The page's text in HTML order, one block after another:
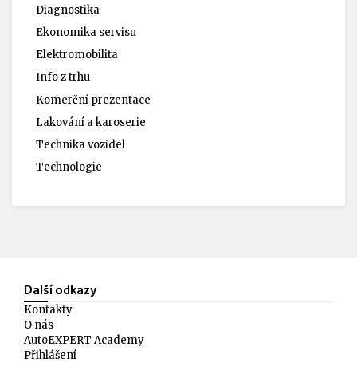
Diagnostika
Ekonomika servisu
Elektromobilita
Info z trhu
Komerční prezentace
Lakování a karoserie
Technika vozidel
Technologie
Další odkazy
Kontakty
O nás
AutoEXPERT Academy
Přihlášení